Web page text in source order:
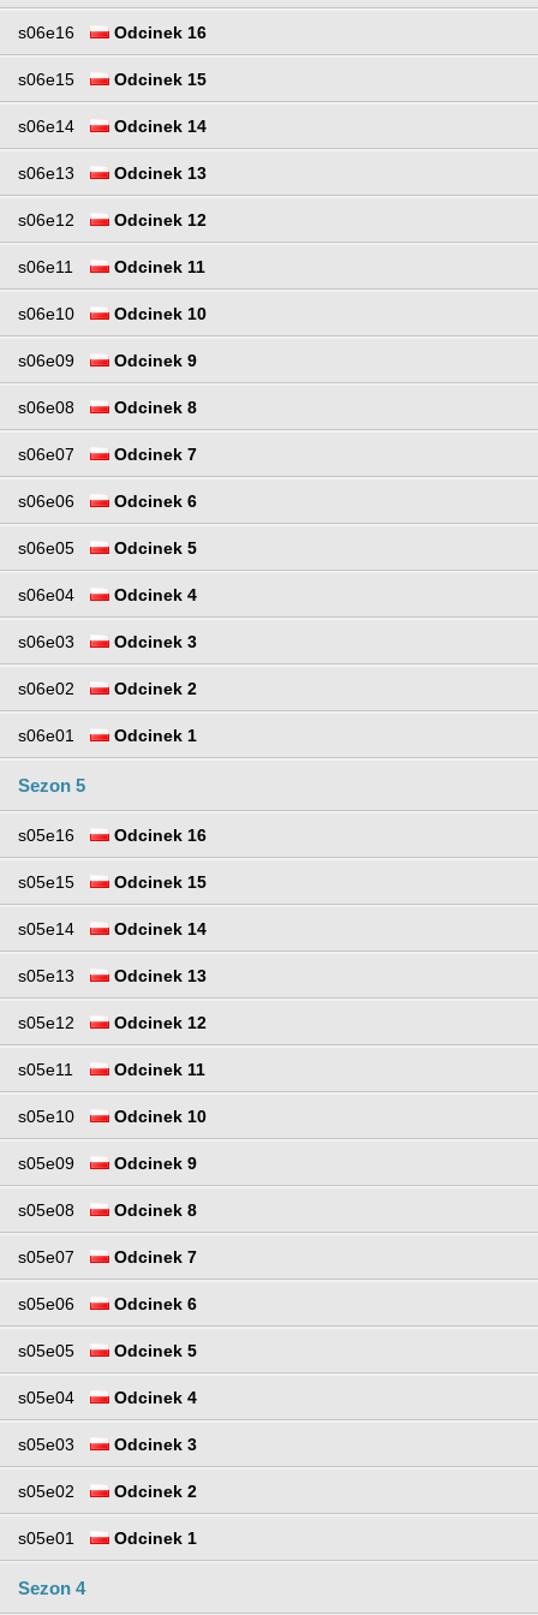
s06e16 Odcinek 16
s06e15 Odcinek 15
s06e14 Odcinek 14
s06e13 Odcinek 13
s06e12 Odcinek 12
s06e11 Odcinek 11
s06e10 Odcinek 10
s06e09 Odcinek 9
s06e08 Odcinek 8
s06e07 Odcinek 7
s06e06 Odcinek 6
s06e05 Odcinek 5
s06e04 Odcinek 4
s06e03 Odcinek 3
s06e02 Odcinek 2
s06e01 Odcinek 1
Sezon 5
s05e16 Odcinek 16
s05e15 Odcinek 15
s05e14 Odcinek 14
s05e13 Odcinek 13
s05e12 Odcinek 12
s05e11 Odcinek 11
s05e10 Odcinek 10
s05e09 Odcinek 9
s05e08 Odcinek 8
s05e07 Odcinek 7
s05e06 Odcinek 6
s05e05 Odcinek 5
s05e04 Odcinek 4
s05e03 Odcinek 3
s05e02 Odcinek 2
s05e01 Odcinek 1
Sezon 4